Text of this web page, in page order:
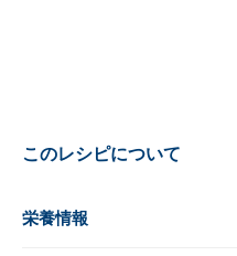
このレシピについて
栄養情報